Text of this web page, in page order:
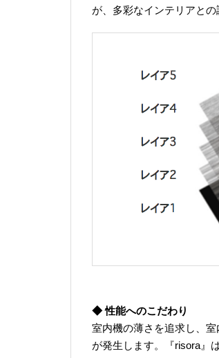
が、多彩なインテリアとの
◆ 性能へのこだわり
室内機の薄さを追求し、
が発生します。『risora』